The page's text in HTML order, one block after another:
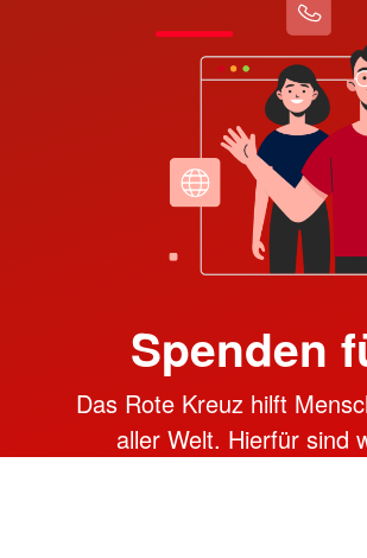
Spenden
Das Rote Kreuz hilft
aller Welt. Hierfür sind